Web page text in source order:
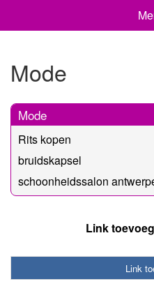
Mode
Mode
Rits kopen
bruidskapsel
schoonheidssalon
Link
Link